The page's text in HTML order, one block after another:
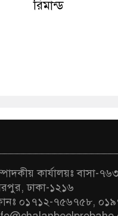
রিমান্ড
কার্যালয়ঃ বাসা-
ঢাকা-১২১৬
০১৭১২-৭৫৬৭৫৮,